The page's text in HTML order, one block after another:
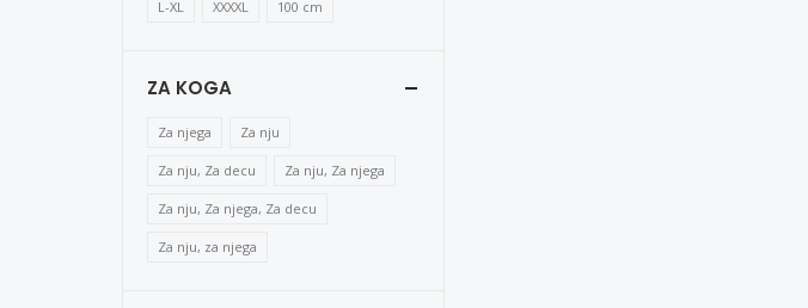
L-XL XXXXL 100 cm
ZA KOGA
Za njega Za nju
Za nju, Za decu Za nju, Za njega
Za nju, Za njega, Za decu
Za nju, za njega